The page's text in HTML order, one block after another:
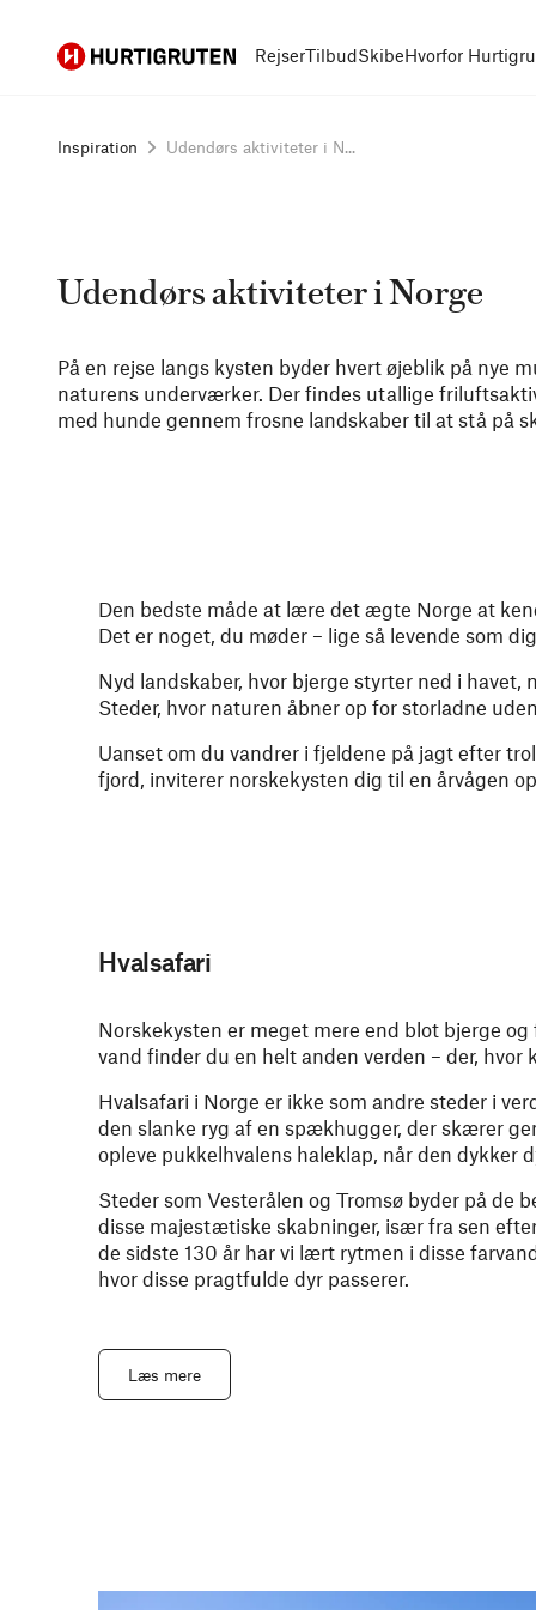
Hurtigruten RejserTilbudSkibeHvorfor
Inspiration Udendørs aktiviteter i N...
Udendørs aktiviteter i Norge
På en rejse langs kysten byder hvert øjeblik på nye
naturens underværker. Der findes utallige
med hunde gennem frosne landskaber til at stå på
Den bedste måde at lære det ægte Norge at
Det er noget, du møder – lige så levende som
Nyd landskaber, hvor bjerge styrter ned i
Steder, hvor naturen åbner op for storladne
Uanset om du vandrer i fjeldene på jagt efter
fjord, inviterer norskekysten dig til en årvågen
Hvalsafari
Norskekysten er meget mere end blot bjerge
vand finder du en helt anden verden – der,
Hvalsafari i Norge er ikke som andre steder i
den slanke ryg af en spækhugger, der skærer
opleve pukkelhvalens haleklap, når den dykker
Steder som Vesterålen og Tromsø byder på de
disse majestætiske skabninger, især fra sen
de sidste 130 år har vi lært rytmen i disse
hvor disse pragtfulde dyr passerer.
Læs mere